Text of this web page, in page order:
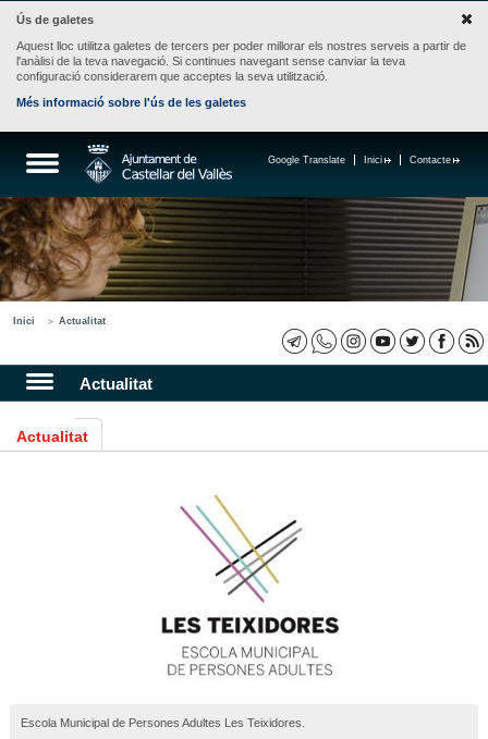
Ús de galetes
Aquest lloc utilitza galetes de tercers per poder millorar els nostres serveis a partir de
l'anàlisi de la teva navegació. Si continues navegant sense canviar la teva
configuració considerarem que acceptes la seva utilització.
Més informació sobre l'ús de les galetes
Contacte
Inici
Google Translate
Inici Actualitat
Actualitat
Actualitat
Escola Municipal de Persones Adultes Les Teixidores.